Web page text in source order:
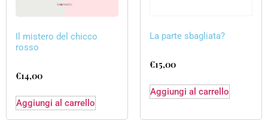
Il mistero del chicco
rosso
€14,00
Aggiungi al carrello
La parte sbagliata?
€15,00
Aggiungi al carrello